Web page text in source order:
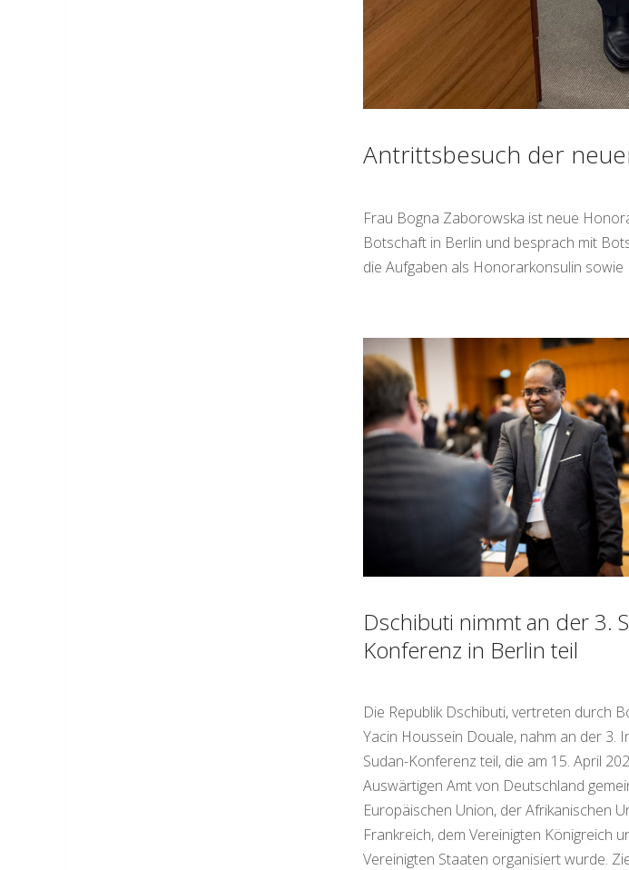
Antrittsbesuch der
Frau Bogna Zaborowska ist neue
Botschaft in Berlin und besprach mit
die Aufgaben als Honorarkonsulin
Dschibuti nimmt an der 3.
Konferenz in Berlin teil
Die Republik Dschibuti, vertreten durch
Yacin Houssein Douale, nahm an der 3.
Sudan-Konferenz teil, die am 15. April
Auswärtigen Amt von Deutschland
Europäischen Union, der Afrikanischen
Frankreich, dem Vereinigten Königreich
Vereinigten Staaten organisiert wurde.